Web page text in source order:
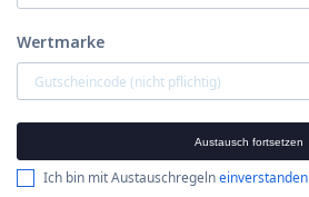
Wertmarke
Austausch fortsetzen
Ich bin mit Austauschregelneinverstanden